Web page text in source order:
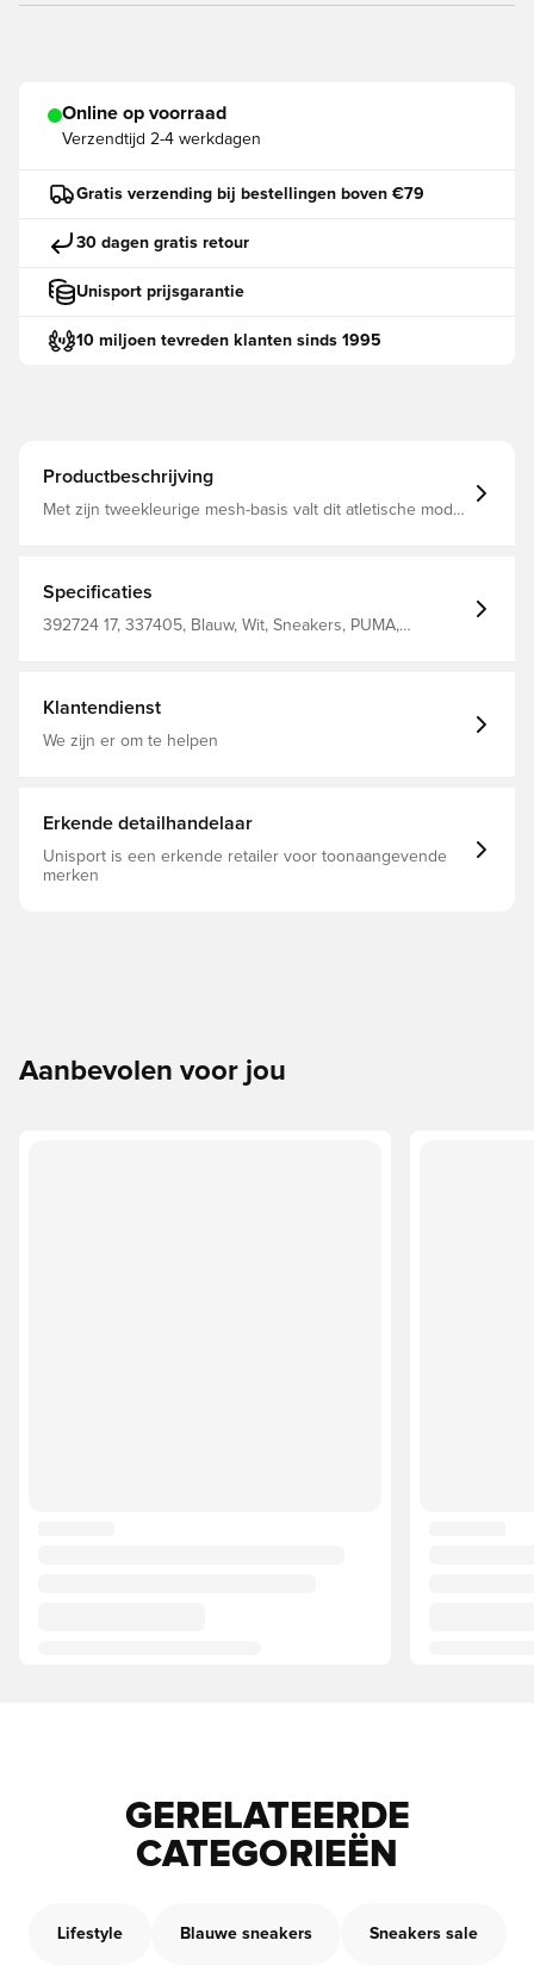
Online op voorraad
Verzendtijd 2-4 werkdagen
Gratis verzending bij bestellingen boven €79
30 dagen gratis retour
Unisport prijsgarantie
10 miljoen tevreden klanten sinds 1995
Productbeschrijving
Met zijn tweekleurige mesh-basis valt dit atletische model
Specificaties
392724 17, 337405, Blauw, Wit, Sneakers, PUMA,
Klantendienst
We zijn er om te helpen
Erkende detailhandelaar
Unisport is een erkende retailer voor toonaangevende
merken
Aanbevolen voor jou
GERELATEERDE
CATEGORIEËN
Lifestyle Blauwe sneakers Sneakers sale